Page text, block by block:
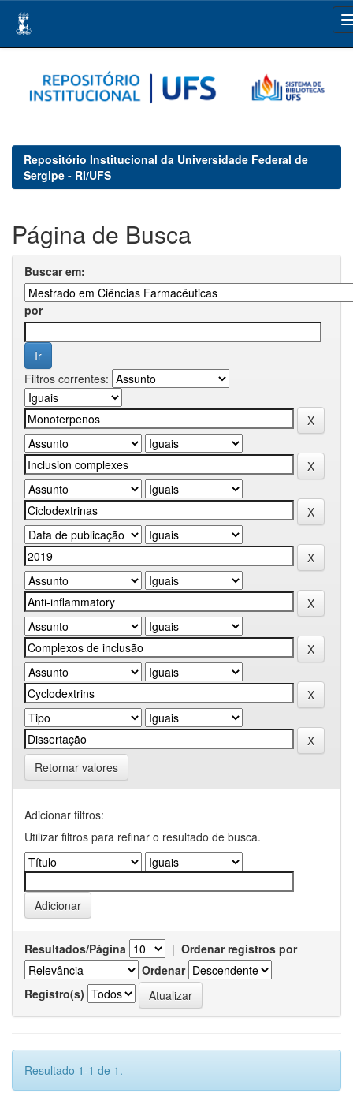
navigation
Repositório Institucional da Universidade Federal de
Sergipe - RI/UFS
Página de Busca
Buscar em:
por
Filtros correntes:
Retornar valores
Adicionar filtros:
Utilizar filtros para refinar o resultado de busca.
Resultados/Página | Ordenar registros por
Ordenar
Registro(s)
Resultado 1-1 de 1.